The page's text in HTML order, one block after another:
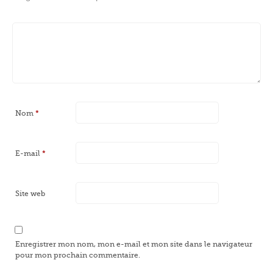
Nom *
E-mail *
Site web
Enregistrer mon nom, mon e-mail et mon site dans le navigateur
pour mon prochain commentaire.